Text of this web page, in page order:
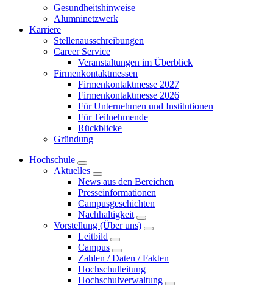
Gesundheitshinweise
Alumninetzwerk
Karriere
Stellenausschreibungen
Career Service
Veranstaltungen im Überblick
Firmenkontaktmessen
Firmenkontaktmesse 2027
Firmenkontaktmesse 2026
Für Unternehmen und Institutionen
Für Teilnehmende
Rückblicke
Gründung
Hochschule
Aktuelles
News aus den Bereichen
Presseinformationen
Campusgeschichten
Nachhaltigkeit
Vorstellung (Über uns)
Leitbild
Campus
Zahlen / Daten / Fakten
Hochschulleitung
Hochschulverwaltung